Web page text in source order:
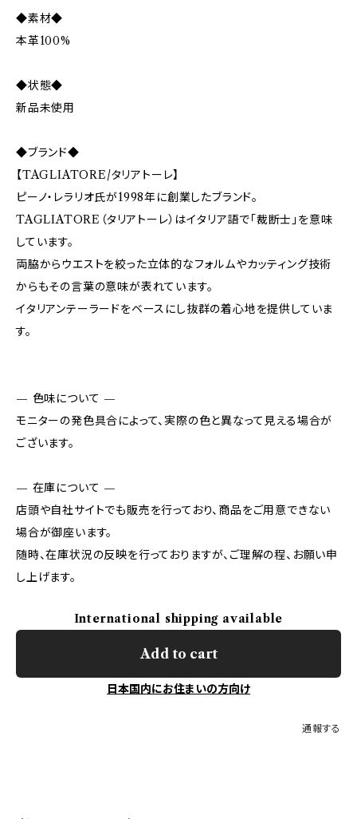
◆素材◆
本革100%
◆状態◆
新品未使用
◆ブランド◆
【TAGLIATORE/タリアトーレ】
ピーノ・レラリオ氏が1998年に創業したブランド。
TAGLIATORE（タリアトーレ）はイタリア語で「裁断士」を意味
しています。
両脇からウエストを絞った立体的なフォルムやカッティング技術
からもその言葉の意味が表れています。
イタリアンテーラードをベースにし抜群の着心地を提供していま
す。
— 色味について —
モニターの発色具合によって、実際の色と異なって見える場合が
ございます。
— 在庫について —
店頭や自社サイトでも販売を行っており、商品をご用意できない
場合が御座います。
随時、在庫状況の反映を行っておりますが、ご理解の程、お願い申
し上げます。
International shipping available
Add to cart
日本国内にお住まいの方向け
通報する